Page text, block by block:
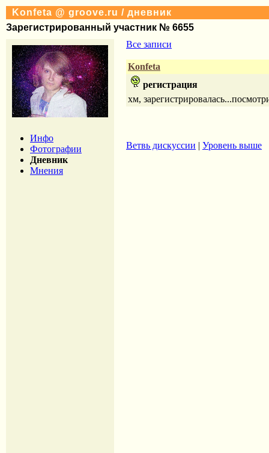
Konfeta @ groove.ru / дневник
Зарегистрированный участник № 6655
Инфо
Фотографии
Дневник
Мнения
Все записи
Konfeta
регистрация
хм,
Ветвь дискуссии | Уровень выше